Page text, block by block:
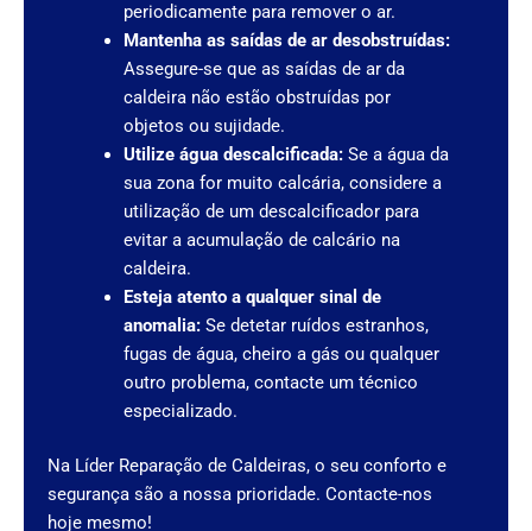
periodicamente para remover o ar.
Mantenha as saídas de ar desobstruídas:
Assegure-se que as saídas de ar da
caldeira não estão obstruídas por
objetos ou sujidade.
Utilize água descalcificada:Se a água da
sua zona for muito calcária, considere a
utilização de um descalcificador para
evitar a acumulação de calcário na
caldeira.
Esteja atento a qualquer sinal de
anomalia:Se detetar ruídos estranhos,
fugas de água, cheiro a gás ou qualquer
outro problema, contacte um técnico
especializado.
Na Líder Reparação de Caldeiras, o seu conforto e
segurança são a nossa prioridade. Contacte-nos
hoje mesmo!